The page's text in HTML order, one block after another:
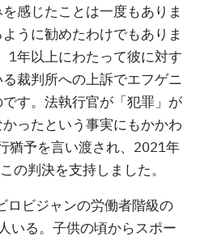
感じたことは一度もありま
うに勧めたわけでもありま
1年以上にわたって彼に対す
裁判所への上訴でエフゲニ
す。法執行官が「犯罪」が
ったという事実にもかかわ
猶予を言い渡され、2021年
の判決を支持しました。
ロビジャンの労働者階級の
いる。子供の頃からスポー